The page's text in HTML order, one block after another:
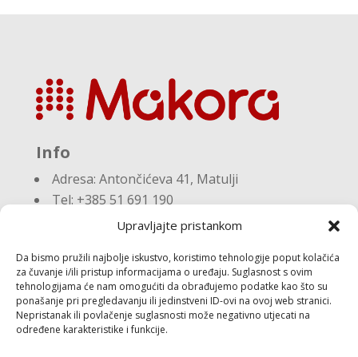
Upravljajte pristankom
Da bismo pružili najbolje iskustvo, koristimo tehnologije poput kolačića
za čuvanje i/ili pristup informacijama o uređaju. Suglasnost s ovim
tehnologijama će nam omogućiti da obrađujemo podatke kao što su
ponašanje pri pregledavanju ili jedinstveni ID-ovi na ovoj web stranici.
Nepristanak ili povlačenje suglasnosti može negativno utjecati na
određene karakteristike i funkcije.
Info
Adresa: Antončićeva 41, Matulji
Tel: +385 51 691 190
Email:knjigovodstvo@makora.hr
Dokumenti
Pravila privatnosti
Politika kolačića (EU)